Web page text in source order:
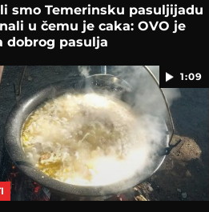
smo Temerinsku pasuljijadu
u čemu je caka: OVO je
dobrog pasulja
1:09